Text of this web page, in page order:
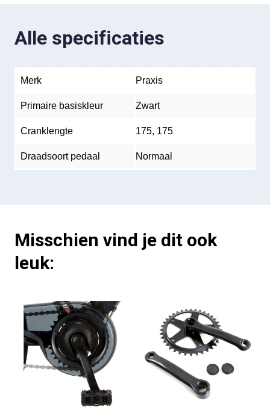
Alle specificaties
Merk Praxis
Primaire basiskleur Zwart
Cranklengte 175, 175
Draadsoort pedaal Normaal
Misschien vind je dit ook
leuk: